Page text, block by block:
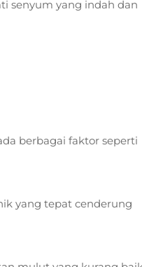
senyum yang indah dan
berbagai faktor seperti
yang tepat cenderung